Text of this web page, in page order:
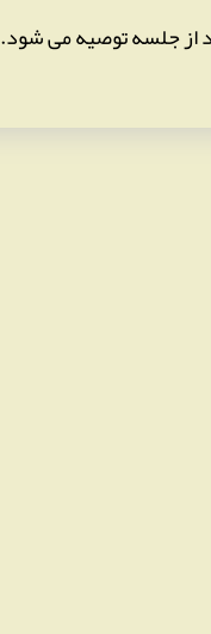
از جلسه توصیه می شود.